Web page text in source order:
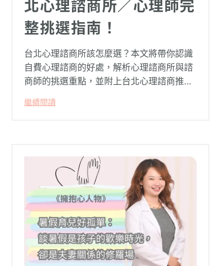
北心理諮商所／心理師完
整挑選指南！
台北心理諮商所該怎麼選？本文將帶你認識
自費心理諮商的好處，解析心理諮商所與諮
商師的挑選重點，並附上台北心理諮商推薦
理，陪你面對情緒困擾找回生活步調。
繼續閱讀